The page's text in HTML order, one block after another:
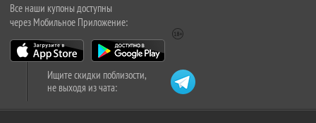
Все наши купоны доступны
через Мобильное Приложение:
Ищите скидки поблизости,
не выходя из чата: